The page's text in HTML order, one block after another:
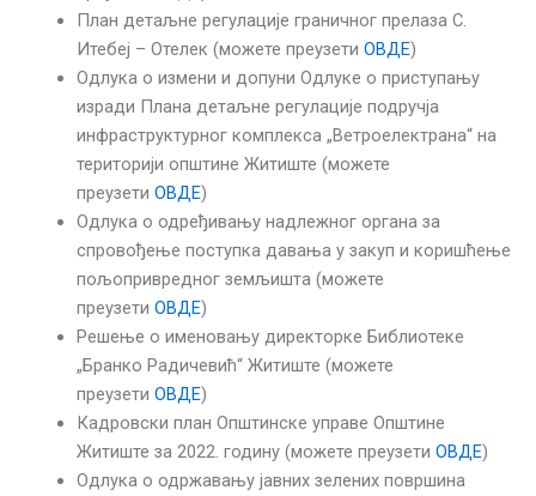
План детаљне регулације граничног прелаза С.
Итебеј – Отелек (можете преузети ОВДЕ)
Одлука о измени и допуни Одлуке о приступању
изради Плана детаљне регулације подручја
инфраструктурног комплекса „Ветроелектрана“ на
територији општине Житиште (можете
преузети ОВДЕ)
Одлука о одређивању надлежног органа за
спровођење поступка давања у закуп и коришћење
пољопривредног земљишта (можете
преузети ОВДЕ)
Решење о именовању директорке Библиотеке
„Бранко Радичевић“ Житиште (можете
преузети ОВДЕ)
Кадровски план Општинске управе Општине
Житиште за 2022. годину (можете преузети ОВДЕ)
Одлука о одржавању јавних зелених површина